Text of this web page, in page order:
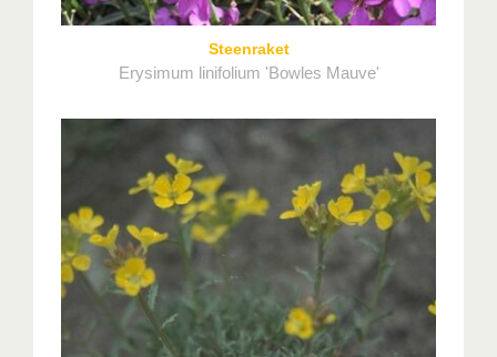
Steenraket
Erysimum linifolium 'Bowles Mauve'